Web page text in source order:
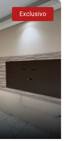
Exclusivo